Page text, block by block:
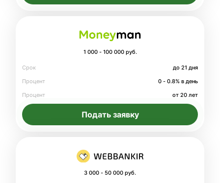
1 000 - 100 000 руб.
Срок
до 21 дня
Процент
0 - 0.8% в день
Процент
от 20 лет
Подать заявку
3 000 - 50 000 руб.